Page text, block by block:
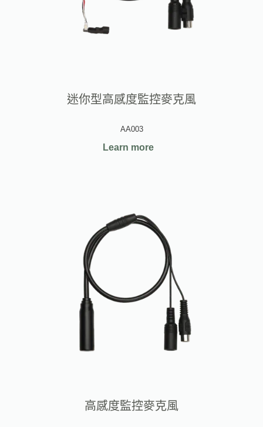
迷你型高感度監控麥克風
AA003
Learn more
高感度監控麥克風